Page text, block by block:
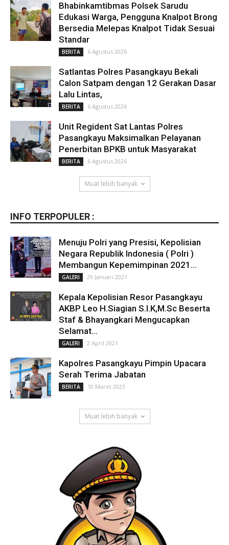
Bhabinkamtibmas Polsek Sarudu
Edukasi Warga, Pengguna Knalpot Brong
Bersedia Melepas Knalpot Tidak Sesuai
Standar
BERITA 6 Agustus 2026
Satlantas Polres Pasangkayu Bekali
Calon Satpam dengan 12 Gerakan Dasar
Lalu Lintas,
BERITA 6 Agustus 2026
Unit Regident Sat Lantas Polres
Pasangkayu Maksimalkan Pelayanan
Penerbitan BPKB untuk Masyarakat
BERITA 6 Agustus 2026
Muat lebih banyak
INFO TERPOPULER :
Menuju Polri yang Presisi, Kepolisian
Negara Republik Indonesia ( Polri )
Membangun Kepemimpinan 2021...
GALERI 29 Januari 2021
Kepala Kepolisian Resor Pasangkayu
AKBP Leo H.Siagian S.I.K,M.Sc Beserta
Staf & Bhayangkari Mengucapkan
Selamat...
GALERI 2 April 2021
Kapolres Pasangkayu Pimpin Upacara
Serah Terima Jabatan
BERITA 10 Maret 2023
Muat lebih banyak